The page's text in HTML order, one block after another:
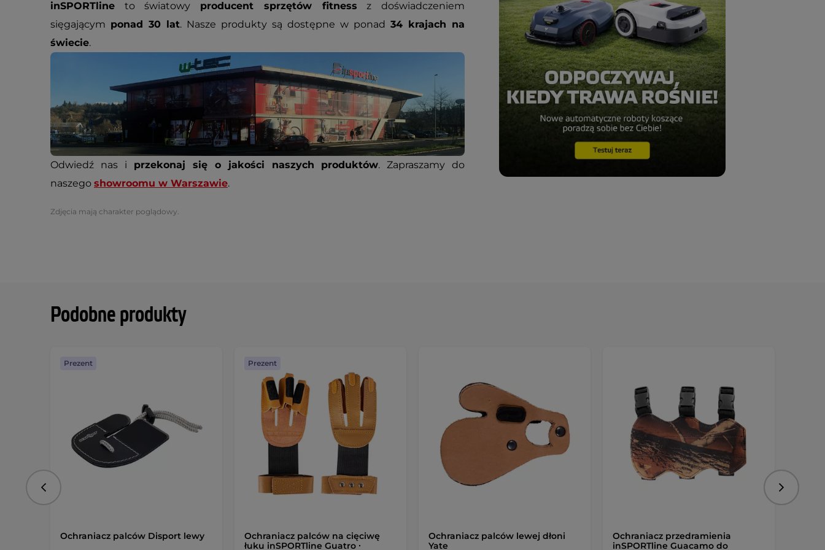
inSPORTline to światowy producent sprzętów fitness z doświadczeniem
sięgającym ponad 30 lat. Nasze produkty są dostępne w ponad 34 krajach na
świecie.
Odwiedź nas i przekonaj się o jakości naszych produktów. Zapraszamy do
naszego showroomu w Warszawie.
Zdjęcia mają charakter poglądowy.
Podobne produkty
Ochraniacz palców Disport lewy
Prezent
Ochraniacz palców na cięciwę
łuku inSPORTline Guatro ∙
Prezent
Ochraniacz palców lewej dłoni
Yate
Ochraniacz przedramienia
inSPORTline Guacamo do
Poprzedni Następny